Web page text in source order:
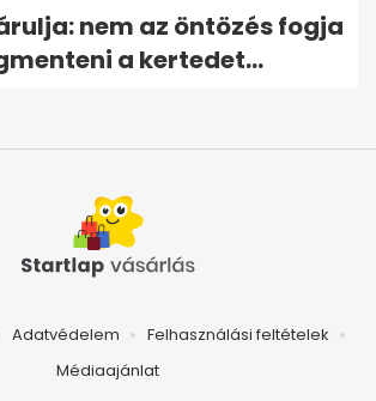
nem az öntözés fogja
a kertedet...
Adatvédelem
Felhasználási feltételek
Médiaajánlat